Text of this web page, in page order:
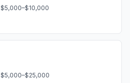
$5,000–$10,000
$5,000–$25,000